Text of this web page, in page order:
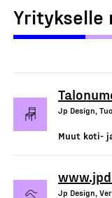
Yritykselle
Jp Design,
Muut koti-
Jp Design,